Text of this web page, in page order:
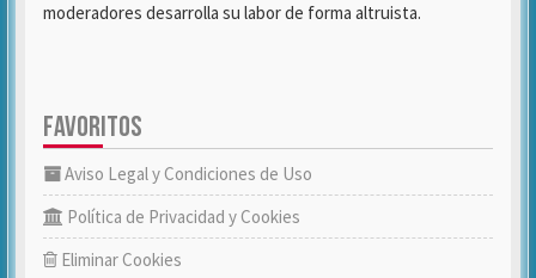
moderadores desarrolla su labor de forma altruista.
FAVORITOS
Aviso Legal y Condiciones de Uso
Política de Privacidad y Cookies
Eliminar Cookies